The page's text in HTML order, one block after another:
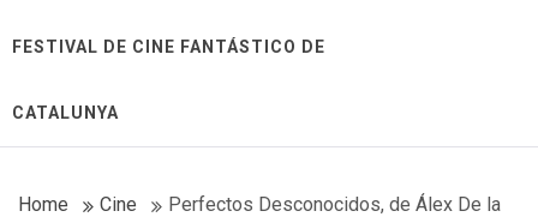
FESTIVAL DE CINE FANTÁSTICO DE
CATALUNYA
Home Cine
Perfectos Desconocidos, de Álex De la